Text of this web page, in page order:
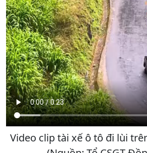
Video clip tài xế ô tô đi lùi